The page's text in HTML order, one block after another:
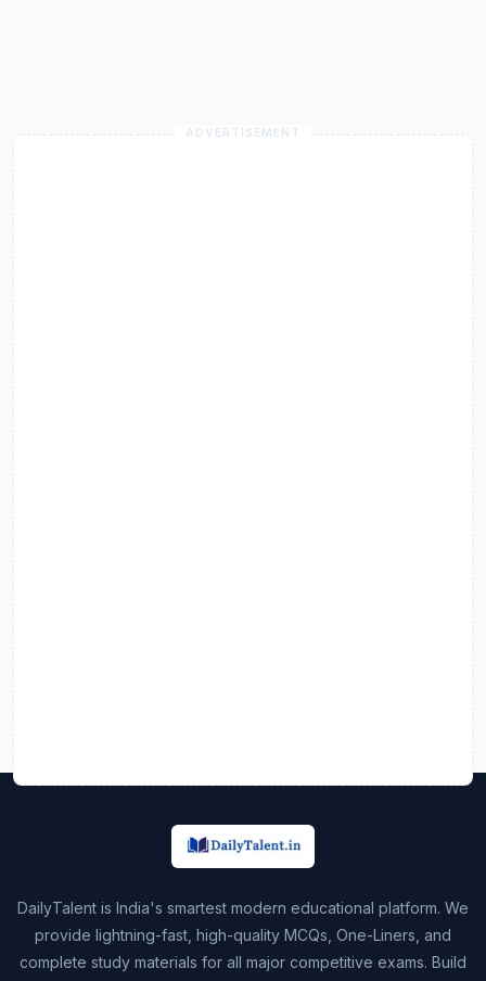
DailyTalent is India's smartest modern educational platform. We
provide lightning-fast, high-quality MCQs, One-Liners, and
complete study materials for all major competitive exams. Build